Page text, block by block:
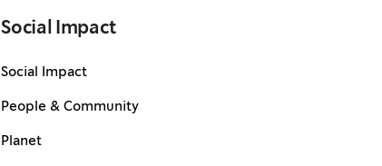
Social Impact
Social Impact
People & Community
Planet